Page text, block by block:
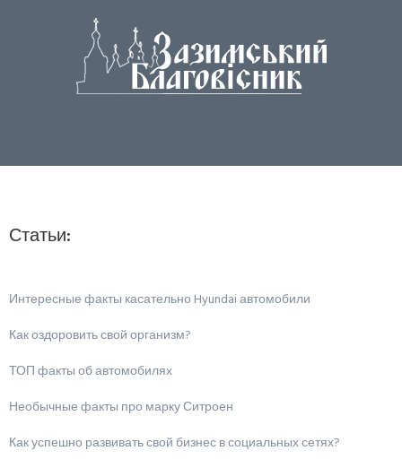
Статьи:
Интересные факты касательно Hyundai автомобили
Как оздоровить свой организм?
ТОП факты об автомобилях
Необычные факты про марку Ситроен
Как успешно развивать свой бизнес в социальных сетях?